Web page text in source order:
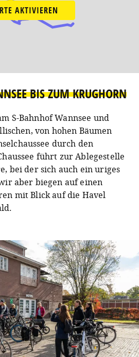
AKTIVIEREN
2
3
BIS ZUM KRUGHORN
S-Bahnhof Wannsee und
von hohen Bäumen
durch den
führt zur Ablegestelle
bei der sich auch ein uriges
aber biegen auf einen
mit Blick auf die Havel